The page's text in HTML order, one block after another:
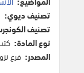
تصنيف ديوي:
تصنيف
نوع المادة:
المصدر: فرع